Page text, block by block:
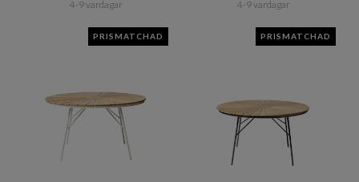
4-9 vardagar 4-9 vardagar
PRISMATCHAD PRISMATCHAD